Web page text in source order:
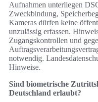
Aufnahmen unterliegen
Zweckbindung,
Kameras dürfen keine
unzulässig erfassen.
Zugangskontrollen und
notwendig.
Hinweise.
Sind biometrische
Deutschland erlaubt?